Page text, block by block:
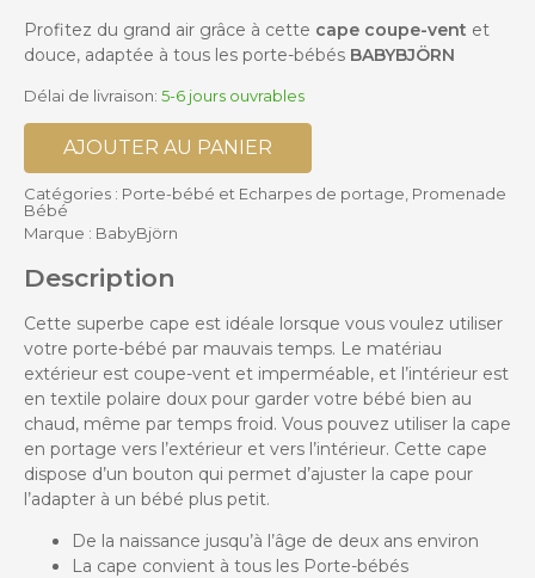
Profitez du grand air grâce à cette cape coupe-vent et
douce, adaptée à tous les porte-bébés BABYBJÖRN
Délai de livraison: 5-6 jours ouvrables
AJOUTER AU PANIER
Catégories : Porte-bébé et Echarpes de portage Promenade
Bébé
Marque : BabyBjörn
Description
Cette superbe cape est idéale lorsque vous voulez utiliser
votre porte-bébé par mauvais temps. Le matériau
extérieur est coupe-vent et imperméable, et l’intérieur est
en textile polaire doux pour garder votre bébé bien au
chaud, même par temps froid. Vous pouvez utiliser la cape
en portage vers l’extérieur et vers l’intérieur. Cette cape
dispose d’un bouton qui permet d’ajuster la cape pour
l’adapter à un bébé plus petit.
De la naissance jusqu’à l’âge de deux ans environ
La cape convient à tous les Porte-bébés